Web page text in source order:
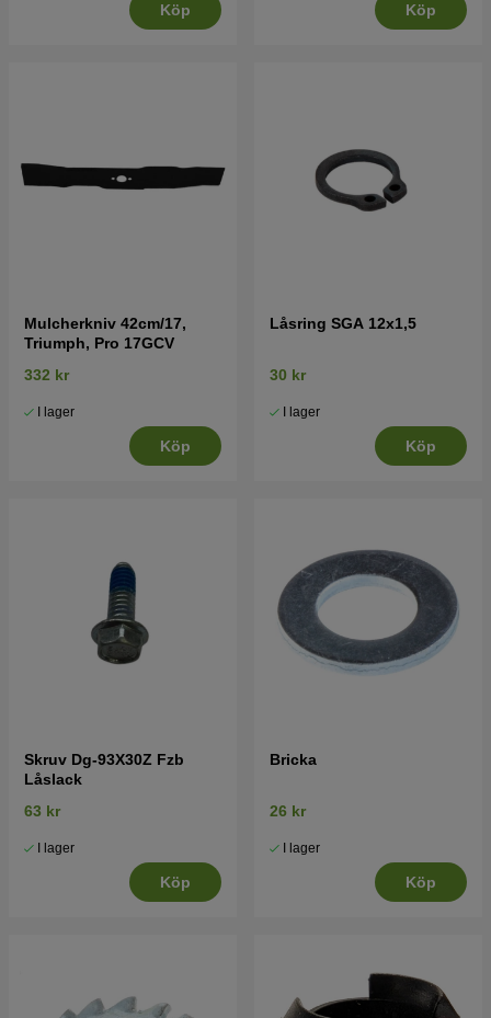
Köp Köp
Mulcherkniv 42cm/17,
Triumph, Pro 17GCV
332 kr
I lager
Köp
Låsring SGA 12x1,5
30 kr
I lager
Köp
Skruv Dg-93X30Z Fzb
Låslack
63 kr
I lager
Köp
Bricka
26 kr
I lager
Köp